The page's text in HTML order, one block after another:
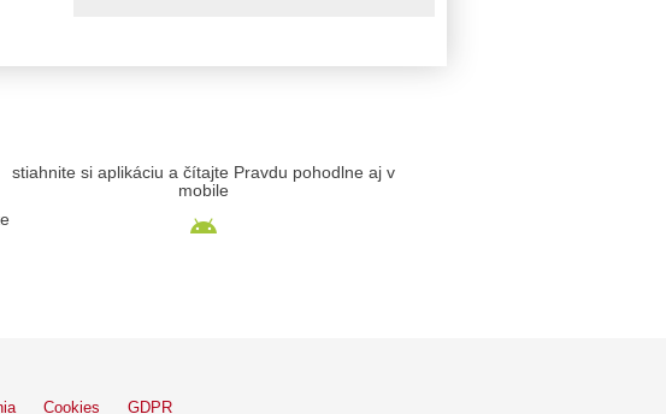
stiahnite si aplikáciu a čítajte Pravdu pohodlne aj v
mobile
Cookies GDPR